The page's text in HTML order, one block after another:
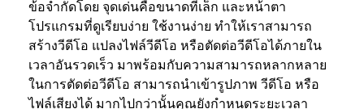
ข้อจำกัดโดย จุดเด่นคือขนาดที่เล็ก และหน้าตา
โปรแกรมที่ดูเรียบง่าย ใช้งานง่าย ทำให้เราสามารถ
สร้างวีดีโอ แปลงไฟล์วีดีโอ หรือตัดต่อวีดีโอได้ภายใน
เวลาอันรวดเร็ว มาพร้อมกับความสามารถหลากหลาย
ในการตัดต่อวีดีโอ สามารถนำเข้ารูปภาพ วีดีโอ หรือ
ไฟล์เสียงได้ มากไปกว่านั้นคุณยังกำหนดระยะเวลา